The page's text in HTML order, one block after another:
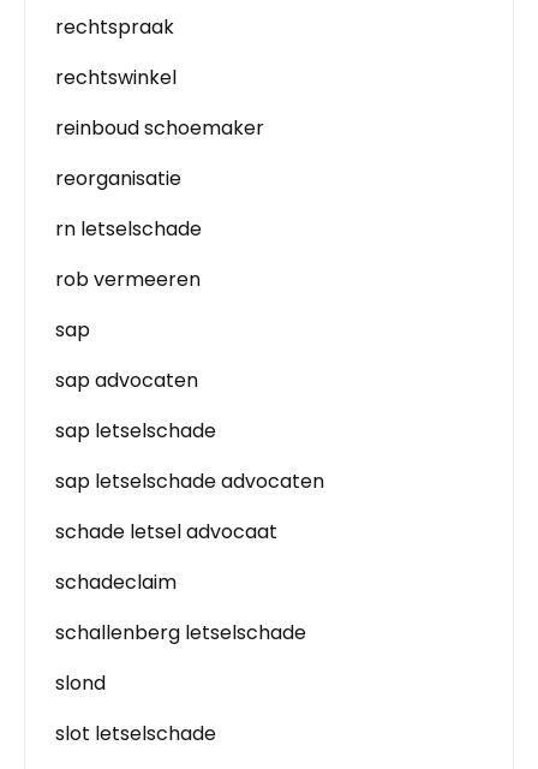
rechtspraak
rechtswinkel
reinboud schoemaker
reorganisatie
rn letselschade
rob vermeeren
sap
sap advocaten
sap letselschade
sap letselschade advocaten
schade letsel advocaat
schadeclaim
schallenberg letselschade
slond
slot letselschade